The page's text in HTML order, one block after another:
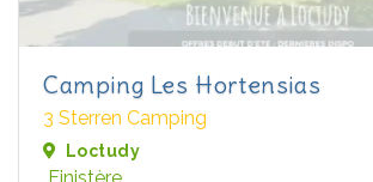
Camping Les Hortensias
3 Sterren Camping
Loctudy